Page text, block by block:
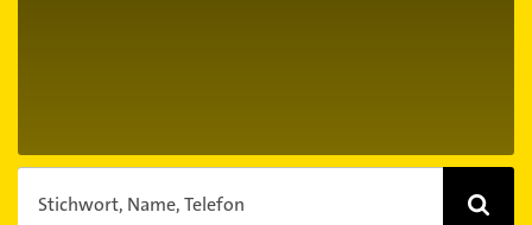
Stichwort, Name, Telefon